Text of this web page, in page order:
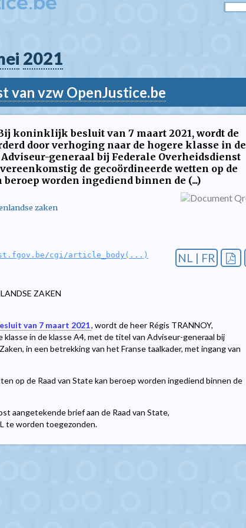
2021
van vzw OpenJustice.be
koninklijk besluit van 7 maart 2021, wordt de
door verhoging naar de hogere klasse in de
generaal bij Federale Overheidsdienst
de gecoördineerde wetten op de
beroep worden ingediend binnen de (...)
zaken
cgi/article_body(...) NL | FR
ZAKEN
van 7 maart 2021, wordt de heer Régis TRANNOY,
in de klasse A4, met de titel van Adviseur-generaal bij
in een betrekking van het Franse taalkader, met ingang van
op de Raad van State kan beroep worden ingediend binnen de
aangetekende brief aan de Raad van State,
te worden toegezonden.